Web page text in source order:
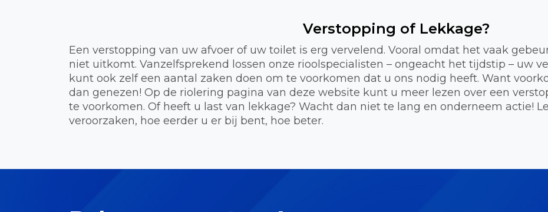
Verstopping of Lekkage?
Een verstopping van uw afvoer of uw toilet is erg vervelend. Vooral omdat het vaak
niet uitkomt. Vanzelfsprekend lossen onze rioolspecialisten – ongeacht het tijdstip – uw
kunt ook zelf een aantal zaken doen om te voorkomen dat u ons nodig heeft. Want
dan genezen! Op de riolering pagina van deze website kunt u meer lezen over een
te voorkomen. Of heeft u last van lekkage? Wacht dan niet te lang en onderneem actie!
veroorzaken, hoe eerder u er bij bent, hoe beter.